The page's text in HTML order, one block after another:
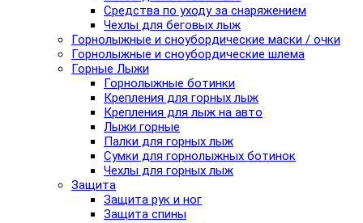
Средства по уходу за снаряжением
Чехлы для беговых лыж
Горнолыжные и сноубордические маски / очки
Горнолыжные и сноубордические шлема
Горные Лыжи
Горнолыжные ботинки
Крепления для горных лыж
Крепления для лыж на авто
Лыжи горные
Палки для горных лыж
Сумки для горнолыжных ботинок
Чехлы для горных лыж
Защита
Защита рук и ног
Защита спины